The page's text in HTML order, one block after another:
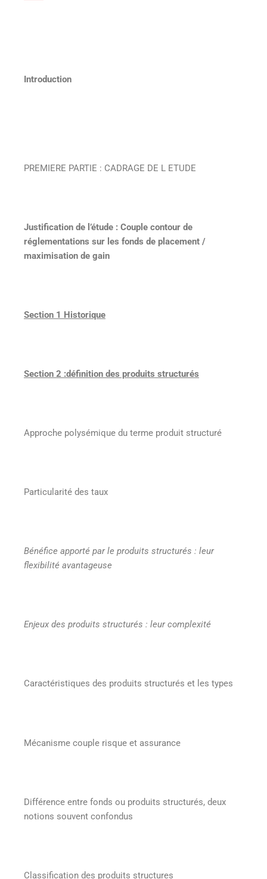
Introduction
PREMIERE PARTIE : CADRAGE DE L ETUDE
Justification de l’étude : Couple contour de
réglementations sur les fonds de placement /
maximisation de gain
Section 1 Historique
Section 2 :définition des produits structurés
Approche polysémique du terme produit structuré
Particularité des taux
Bénéfice apporté par le produits structurés : leur
flexibilité avantageuse
Enjeux des produits structurés : leur complexité
Caractéristiques des produits structurés et les types
Mécanisme couple risque et assurance
Différence entre fonds ou produits structurés, deux
notions souvent confondus
Classification des produits structures